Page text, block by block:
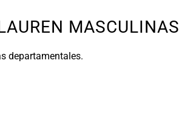
MASCULINAS
departamentales.